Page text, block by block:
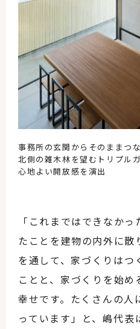
事務所の玄関からそのままつ
北側の雑木林を望むトリプル
心地よい開放感を演出
「これまではできなか
たことを建物の内外に
を通して、家づくりはつ
ことと、家づくりを始
幸せです。たくさんの人
っています」と、嶋代表